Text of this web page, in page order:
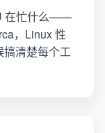
在忙什么——
，Linux 性
搞清楚每个工